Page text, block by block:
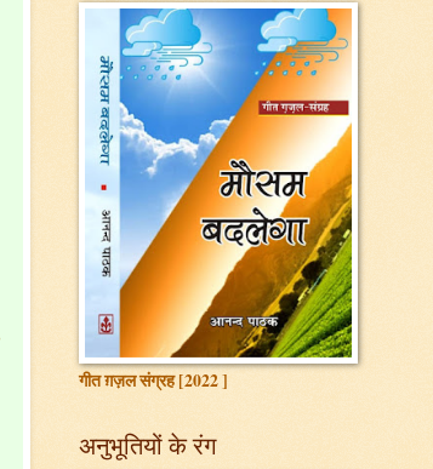
गीत ग़ज़ल संग्रह [2022 ]
अनुभूतियों के रंग